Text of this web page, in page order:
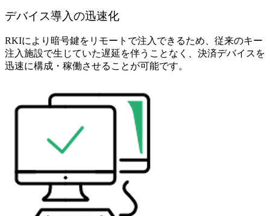
デバイス導入の迅速化
RKIにより暗号鍵をリモートで注入できるため、従来のキー
注入施設で生じていた遅延を伴うことなく、決済デバイスを
迅速に構成・稼働させることが可能です。